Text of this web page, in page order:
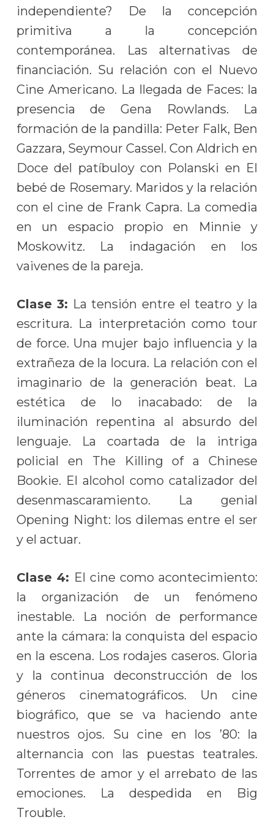
independiente? De la concepción
primitiva a la concepción
contemporánea. Las alternativas de
financiación. Su relación con el Nuevo
Cine Americano. La llegada de Faces: la
presencia de Gena Rowlands. La
formación de la pandilla: Peter Falk, Ben
Gazzara, Seymour Cassel. Con Aldrich en
Doce del patíbuloy con Polanski en El
bebé de Rosemary. Maridos y la relación
con el cine de Frank Capra. La comedia
en un espacio propio en Minnie y
Moskowitz. La indagación en los
vaivenes de la pareja.
Clase 3: La tensión entre el teatro y la
escritura. La interpretación como tour
de force. Una mujer bajo influencia y la
extrañeza de la locura. La relación con el
imaginario de la generación beat. La
estética de lo inacabado: de la
iluminación repentina al absurdo del
lenguaje. La coartada de la intriga
policial en The Killing of a Chinese
Bookie. El alcohol como catalizador del
desenmascaramiento. La genial
Opening Night: los dilemas entre el ser
y el actuar.
Clase 4: El cine como acontecimiento:
la organización de un fenómeno
inestable. La noción de performance
ante la cámara: la conquista del espacio
en la escena. Los rodajes caseros. Gloria
y la continua deconstrucción de los
géneros cinematográficos. Un cine
biográfico, que se va haciendo ante
nuestros ojos. Su cine en los ’80: la
alternancia con las puestas teatrales.
Torrentes de amor y el arrebato de las
emociones. La despedida en Big
Trouble.